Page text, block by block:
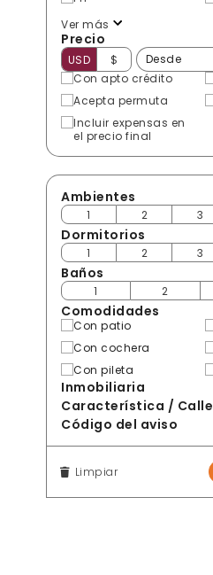
Ver más
Precio
USD
$
Con apto crédito
Acepta permuta
Incluir expensas en
el precio final
Ambientes
1 2 3
Dormitorios
1 2 3
Baños
1 2
Comodidades
Con patio
Con cochera
Con pileta
Inmobiliaria
Característica / Calle
Código del aviso
Limpiar